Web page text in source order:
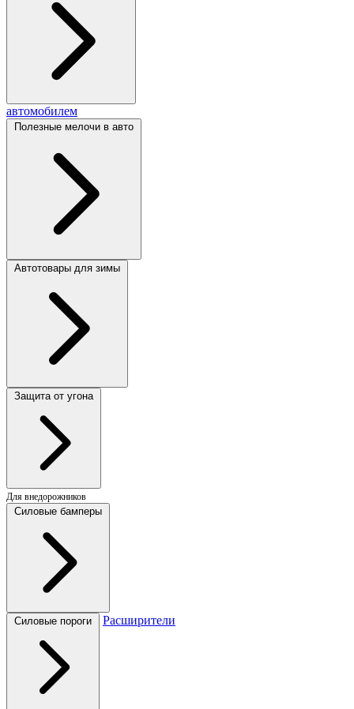
автомобилем
Полезные мелочи в авто
Автотовары для зимы
Защита от угона
Для внедорожников
Силовые бамперы
Силовые пороги Расширители